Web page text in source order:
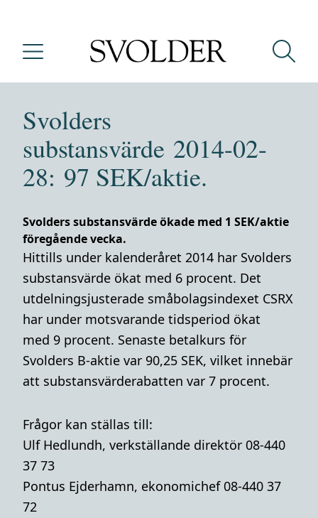
Svolders
substansvärde 2014-02-
28: 97 SEK/aktie.
Svolders substansvärde ökade med 1 SEK/aktie
föregående vecka.
Hittills under kalenderåret 2014 har Svolders
substansvärde ökat med 6 procent. Det
utdelningsjusterade småbolagsindexet CSRX
har under motsvarande tidsperiod ökat
med 9 procent. Senaste betalkurs för
Svolders B-aktie var 90,25 SEK, vilket innebär
att substansvärderabatten var 7 procent.
Frågor kan ställas till:
Ulf Hedlundh, verkställande direktör 08-440
37 73
Pontus Ejderhamn, ekonomichef 08-440 37
72